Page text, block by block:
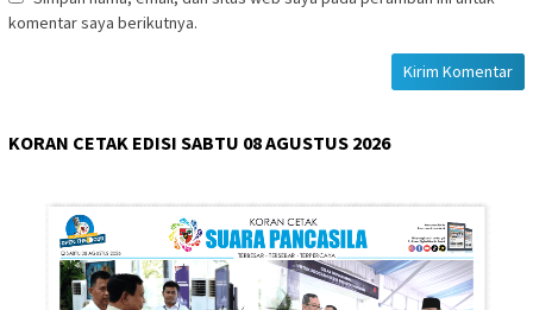
komentar saya berikutnya.
KORAN CETAK EDISI SABTU 08 AGUSTUS 2026